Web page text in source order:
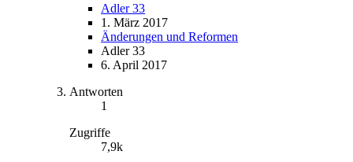
Adler 33
1. März 2017
Änderungen und Reformen
Adler 33
6. April 2017
Antworten
1
Zugriffe
7,9k